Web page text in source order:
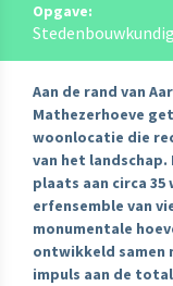
Opgave:
Aan de rand van
Mathezerhoeve
woonlocatie die
van het
plaats aan circa
erfensemble van
monumentale
ontwikkeld samen
impuls aan de